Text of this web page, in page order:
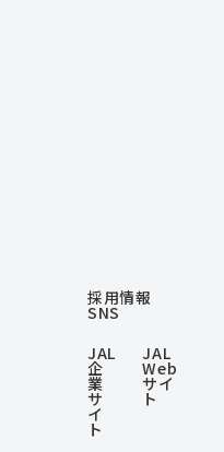
採用情報
SNS
JAL
企
業
サ
イ
ト
JAL
Web
サイ
ト